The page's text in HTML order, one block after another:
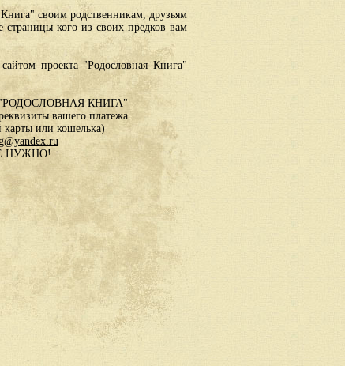
своим родственникам, друзьям
страницы кого из своих предков вам
проекта "Родословная Книга"
КНИГА"
вашего платежа
карты или кошелька)
НУЖНО!